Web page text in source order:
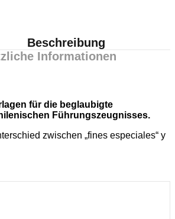
Beschreibung
Informationen
für die beglaubigte
Führungszeugnisses.
zwischen „fines especiales“ y